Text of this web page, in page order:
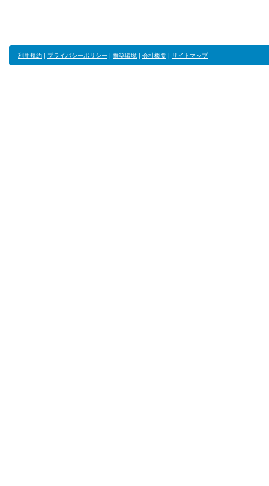
利用規約 | プライバシーポリシー | 推奨環境 | 会社概要 | サイトマップ